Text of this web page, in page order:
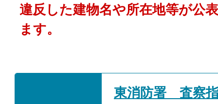
違反した建物名や所在地等が公
ます。
東消防署 査察